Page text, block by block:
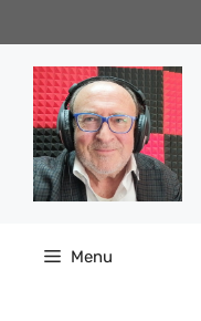
al
contenuto
Menu